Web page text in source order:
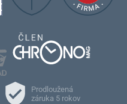
Prodloužená
záruka 5 rokov